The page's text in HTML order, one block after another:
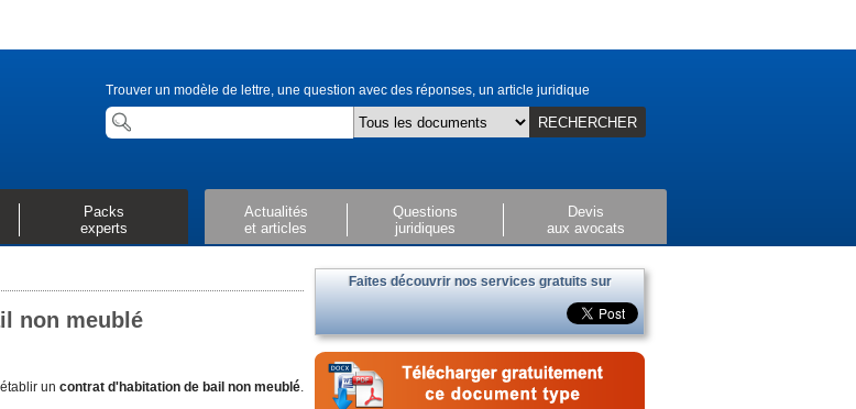
Trouver un modèle de lettre, une question avec des réponses, un article juridique
RECHERCHER
Packs
experts
Actualités
et articles
Questions
juridiques
Devis
aux avocats
non meublé
un contrat d'habitation de bail non meublé.
Faites découvrir nos services gratuits sur